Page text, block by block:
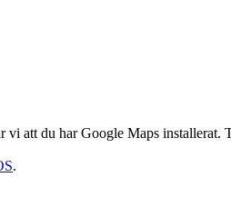
att du har Google Maps
.